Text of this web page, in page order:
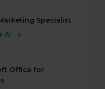
Specialist
Al
Office for